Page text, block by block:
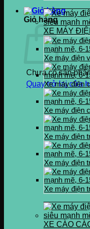
Giỏ hàng
Chưa có sản
Quay trở lại cửa
XE MÁY
Xe máy điện
Xe máy điện
Xe máy điện
Xe máy điện
Xe máy điện
Xe máy điện
XE CÀO